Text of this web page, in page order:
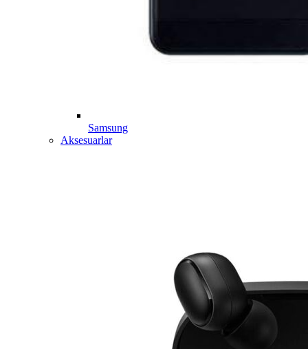
Samsung
Aksesuarlar